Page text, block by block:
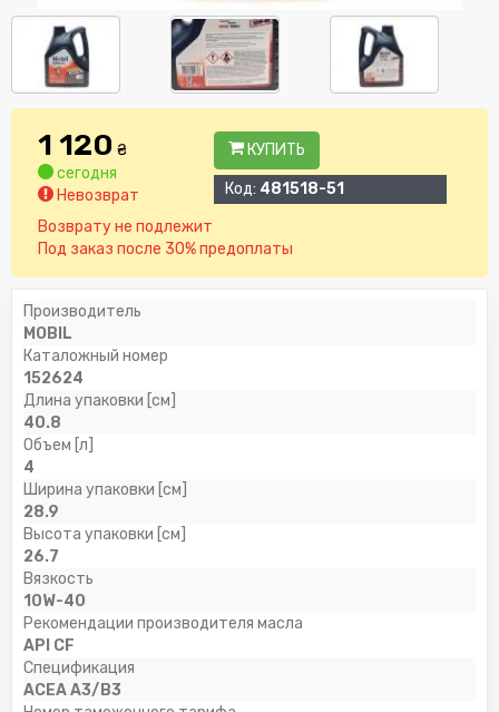
1 120 ₴
сегодня
Невозврат
КУПИТЬ
Код: 481518-51
Возврату не подлежит
Под заказ после 30% предоплаты
Производитель
MOBIL
Каталожный номер
152624
Длина упаковки [см]
40.8
Объем [л]
4
Ширина упаковки [см]
28.9
Высота упаковки [см]
26.7
Вязкость
10W-40
Рекомендации производителя масла
API CF
Спецификация
ACEA A3/B3